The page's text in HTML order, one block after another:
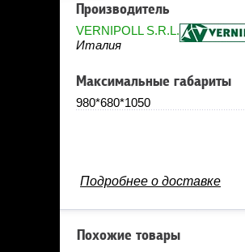
Производитель
VERNIPOLL S.R.L.
Италия
Максимальные габариты
980*680*1050
Подробнее о доставке
Похожие товары